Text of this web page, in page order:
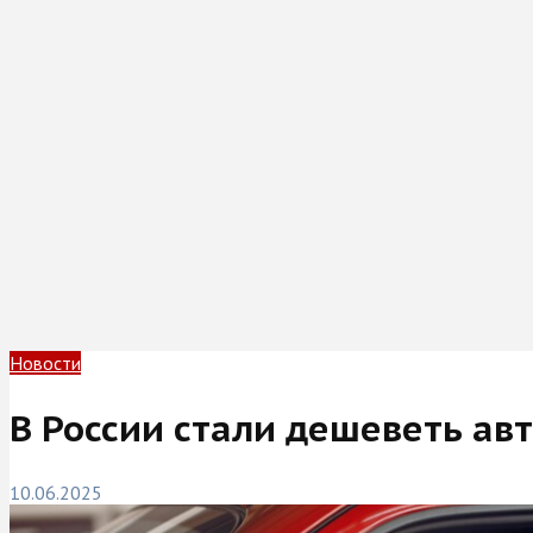
Новости
В России стали дешеветь
10.06.2025